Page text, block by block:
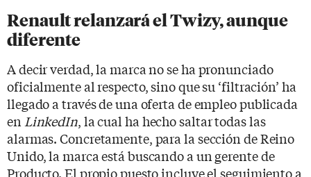
Renault relanzará el Twizy, aunque
diferente
A decir verdad, la marca no se ha pronunciado
oficialmente al respecto, sino que su ‘filtración’ ha
llegado a través de una oferta de empleo publicada
en LinkedIn, la cual ha hecho saltar todas las
alarmas. Concretamente, para la sección de Reino
Unido, la marca está buscando a un gerente de
Producto. El propio puesto incluye el seguimiento a